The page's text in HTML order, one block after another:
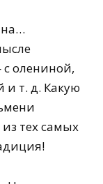
на…
олениной,
и т. д. Какую
тех самых